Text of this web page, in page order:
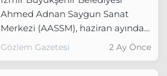
Ahmed Adnan Saygun Sanat
Merkezi (AASSM), haziran ayında
da kültür ve sanatın kalbi olacak.
Gözlem Gazetesi 2 Ay Önce